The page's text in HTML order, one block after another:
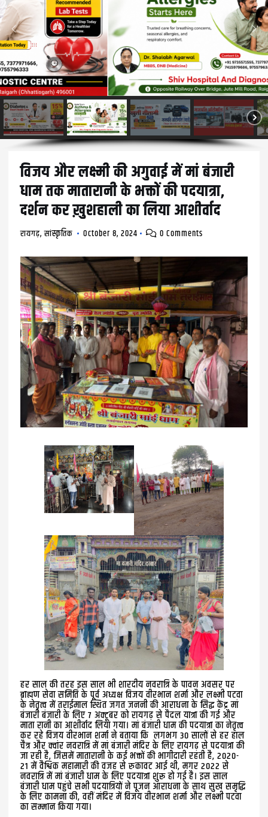
विजय और लक्ष्मी की अगुवाई में मां बंजारी
धाम तक मातारानी के भक्तों की पदयात्रा,
दर्शन कर ख़ुशहाली का लिया आशीर्वाद
रायगढ़,सांस्कृतिक October 8, 2024 0 Comments
हर साल की तरह इस साल भी शारदीय नवरात्रि के पावन अवसर पर
ब्राह्मण सेवा समिति के पूर्व अध्यक्ष विजय वीरभान शर्मा और लक्ष्मी पटवा
के नेतृत्व में तराईमाल स्थित जगत जननी की आराधना के सिद्ध केंद्र मां
बंजारी बंजारी के लिए 7 अक्टूबर को रायगढ़ से पैदल यात्रा की गई और
माता रानी का आशीर्वाद लिया गया। मां बंजारी धाम की पदयात्रा का नेतृत्व
कर रहे विजय वीरभान शर्मा ने बताया कि लगभग 30 सालों से हर हाल
चैत्र और क्वांर नवरात्रि में मां बंजारी मंदिर के लिए रायगढ़ से पदयात्रा की
जा रही है, जिसमें मातारानी के कई भक्तों की भागीदारी रहती है, 2020-
21 में वैश्विक महामारी की वजह से रुकावट आई थी, मगर 2022 से
नवरात्रि में मां बंजारी धाम के लिए पदयात्रा शुरू हो गई है। इस साल
बंजारी धाम पहुंचे सभी पदयात्रियों ने पूजन आराधना के साथ सुख समृद्धि
के लिए कामना की, वहीं मंदिर में विजय वीरभान शर्मा और लक्ष्मी पटवा
का सम्मान किया गया।